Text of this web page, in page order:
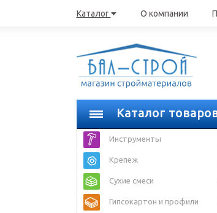
Каталог О компании
Каталог
Инструменты
Крепеж
Сухие смеси
Гипсокартон и профили